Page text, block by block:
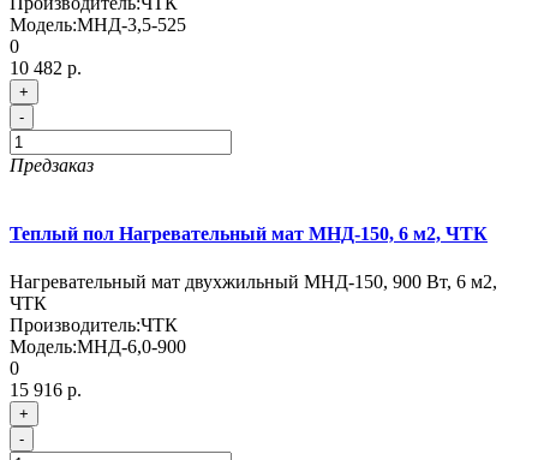
Модель:МНД-3,5-525
0
10 482 р.
+
-
Предзаказ
Теплый пол Нагревательный мат МНД-150, 6 м2, ЧТК
Нагревательный мат двухжильный МНД-150, 900 Вт, 6 м2,
ЧТК
Производитель:ЧТК
Модель:МНД-6,0-900
0
15 916 р.
+
-